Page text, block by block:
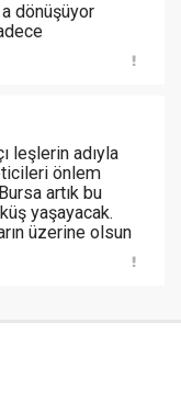
dönüşüyor
leşlerin adıyla
önlem
artık bu
yaşayacak.
üzerine olsun